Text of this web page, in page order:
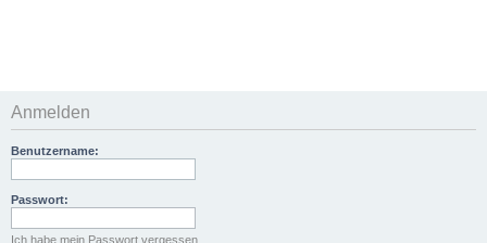
Anmelden
Benutzername:
Passwort:
Ich habe mein Passwort vergessen